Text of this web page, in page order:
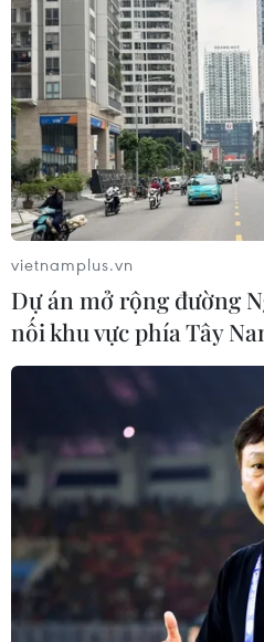
TIN CÙNG CHUYÊN
Ngoại giao kinh tế: Kiến
thái đồng hành và thúc
công nghệ
06/08/2026 15:33
vietnamplus.vn
Dự án mở rộng đường
nối khu vực phía Tây